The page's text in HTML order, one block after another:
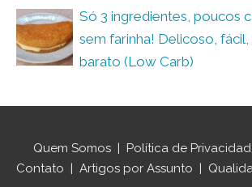
Só 3 ingredientes, poucos
sem farinha! Delicoso,
barato (Low Carb)
Quem Somos | Política de
Contato | Artigos por Assunto |